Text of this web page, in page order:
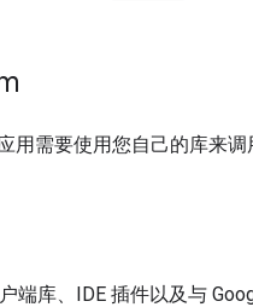
用需要使用您自己的库来调
端库、IDE 插件以及与